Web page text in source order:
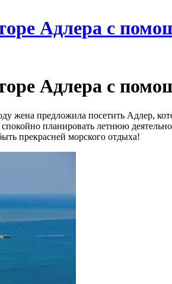
Адлера с
Адлера с
жена предложила посетить Адлер,
планировать летнюю
прекрасней морского отдыха!